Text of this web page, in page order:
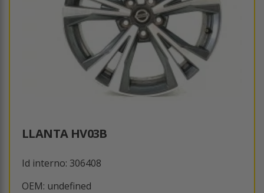
LLANTA HV03B
Id interno: 306408
OEM: undefined